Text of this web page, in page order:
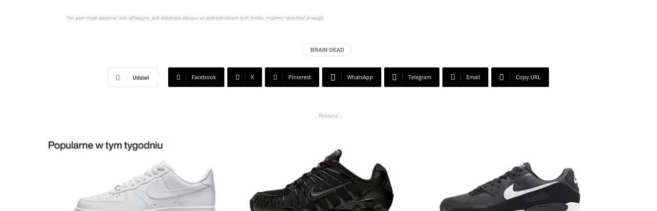
Ten post może zawierać linki afiliacyjne. Jeśli dokonasz zakupu za pośrednictwem tych linków, możemy otrzymać prowizję.
BRAIN DEAD
Udział Facebook X Pinterest WhatsApp Telegram Email Copy URL
- Reklama -